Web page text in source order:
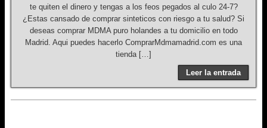
te quiten el dinero y tengas a los feos pegados al culo 24-7?
¿Estas cansado de comprar sinteticos con riesgo a tu salud? Si
deseas comprar MDMA puro holandes a tu domicilio en todo
Madrid. Aqui puedes hacerlo ComprarMdmamadrid.com es una
tienda […]
Leer la entrada